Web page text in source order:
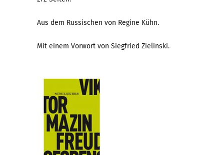
Aus dem Russischen von Regine Kühn.
Mit einem Vorwort von Siegfried Zielinski.